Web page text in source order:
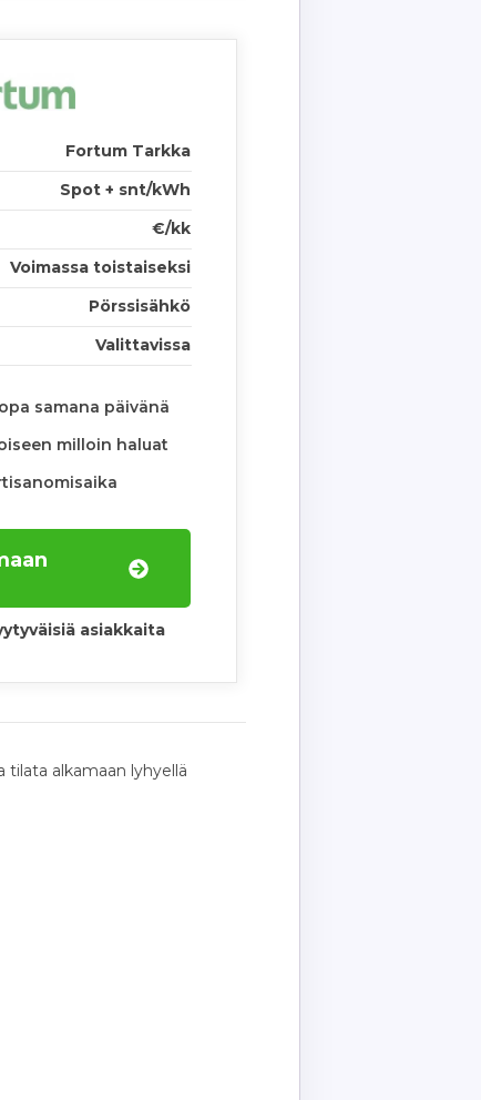
Fortum Tarkka
Spot + snt/kWh
€/kk
Voimassa toistaiseksi
Pörssisähkö
Valittavissa
samana päivänä
milloin haluat
asiakkaita
alkamaan lyhyellä